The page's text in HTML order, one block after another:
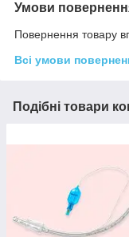
Умови
Повернення товару
Всі умови
Подібні товари